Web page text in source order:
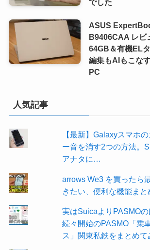
でした
ASUS
B9406CAA レビ
64GB＆有機EL
編集もAIもこな
PC
人気記事
【最新】Galaxyスマホ
ー音を消す2つの方法。
アナタに…
arrows We3 を買ったら
きたい、便利な機能まと
実はSuicaよりPASMOの
続々開始のPASMO「乗
ス」関東私鉄をまとめて